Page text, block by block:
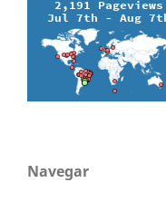
Navegar